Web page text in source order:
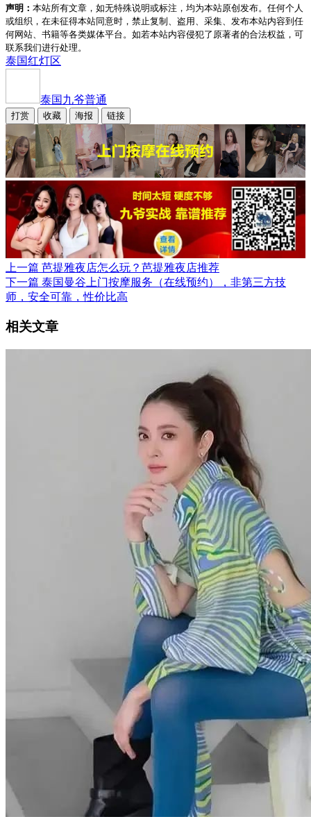
声明： 本站所有文章，如无特殊说明或标注，均为本站原创发布。任何个人
或组织，在未征得本站同意时，禁止复制、盗用、采集、发布本站内容到任
何网站、书籍等各类媒体平台。如若本站内容侵犯了原著者的合法权益，可
联系我们进行处理。
泰国红灯区
泰国九爷普通
打赏 收藏 海报 链接
上一篇 芭提雅夜店怎么玩？芭提雅夜店推荐
下一篇 泰国曼谷上门按摩服务（在线预约），非第三方技
师，安全可靠，性价比高
相关文章